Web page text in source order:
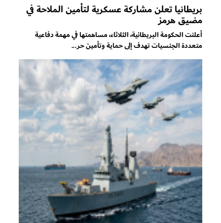
بريطانيا تعلن مشاركة عسكرية لتأمين الملاحة في
مضيق هرمز
أعلنت الحكومة البريطانية، الثلاثاء، مساهمتها في مهمة دفاعية
متعددة الجنسيات تهدف إلى حماية وتأمين حر...